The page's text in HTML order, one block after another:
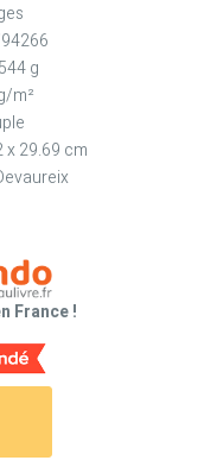
g
m²
x 29.69 cm
France !